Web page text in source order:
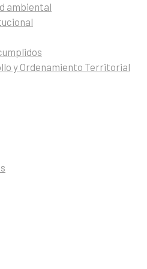
ambiental
y Ordenamiento Territorial